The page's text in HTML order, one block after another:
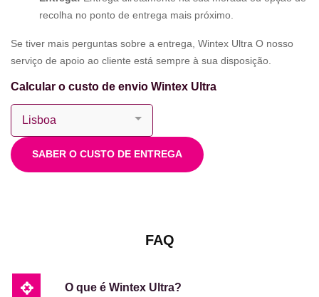
recolha no ponto de entrega mais próximo.
Se tiver mais perguntas sobre a entrega, Wintex Ultra O nosso
serviço de apoio ao cliente está sempre à sua disposição.
Calcular o custo de envio Wintex Ultra
SABER O CUSTO DE ENTREGA
FAQ
O que é Wintex Ultra?